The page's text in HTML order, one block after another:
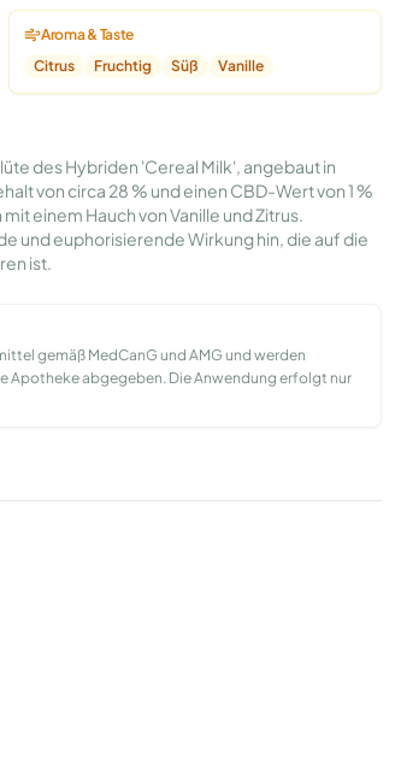
Aroma & Taste
Citrus
Fruchtig Süß Vanille
des Hybriden 'Cereal Milk', angebaut in
von circa 28 % und einen CBD-Wert von 1 %
einem Hauch von Vanille und Zitrus.
und euphorisierende Wirkung hin, die auf die
ist.
gemäß MedCanG und AMG und werden
Apotheke abgegeben. Die Anwendung erfolgt nur